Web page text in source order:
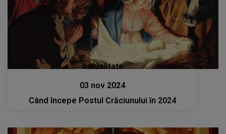
Actualitate
03 nov 2024
Când începe Postul Crăciunului în 2024